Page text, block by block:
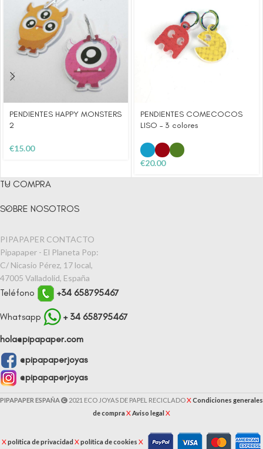
PENDIENTES HAPPY MONSTERS
2
€15.00
PENDIENTES COMECOCOS
LISO – 3 colores
€20.00
TU COMPRA
SOBRE NOSOTROS
PIPAPAPER CONTACTO
Pipapaper - El Planeta Pop:
C/ Nicasio Pérez, 17 local,
47005 Valladolid, España
Teléfono +34 658795467
Whatsapp + 34 658795467
hola@pipapaper.com
@pipapaperjoyas
@pipapaperjoyas
PIPAPAPER ESPAÑA 2021 ECO JOYAS DE PAPEL RECICLADOXCondiciones generales
de compraXAviso legal X
Xpolítica de privacidad Xpolítica de cookies X